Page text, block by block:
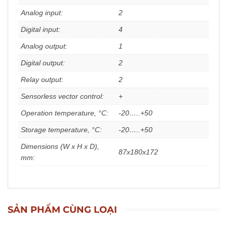
Analog input: 2
Digital input: 4
Analog output: 1
Digital output: 2
Relay output: 2
Sensorless vector control: +
Operation temperature, °С: -20…..+50
Storage temperature, °С: -20…..+50
Dimensions (W x H x D),
mm:
87x180x172
SẢN PHẨM CÙNG LOẠI